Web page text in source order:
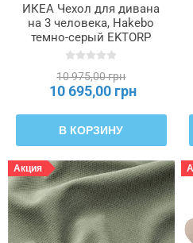
ИКЕА Чехол для дивана
на 3 человека, Hakebo
темно-серый EKTORP
ЭКТОРП, 205.652.05
10 975,00 грн
10 695,00 грн
В КОРЗИНУ
Акция